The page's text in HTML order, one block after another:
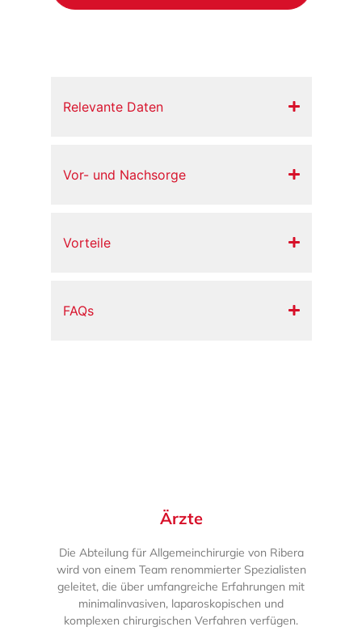
Relevante Daten
Vor- und Nachsorge
Vorteile
FAQs
Ärzte
Die Abteilung für Allgemeinchirurgie von Ribera
wird von einem Team renommierter Spezialisten
geleitet, die über umfangreiche Erfahrungen mit
minimalinvasiven, laparoskopischen und
komplexen chirurgischen Verfahren verfügen.